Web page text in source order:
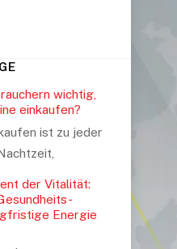
wichtig,
einkaufen?
ist zu jeder
der Vitalität:
Energie